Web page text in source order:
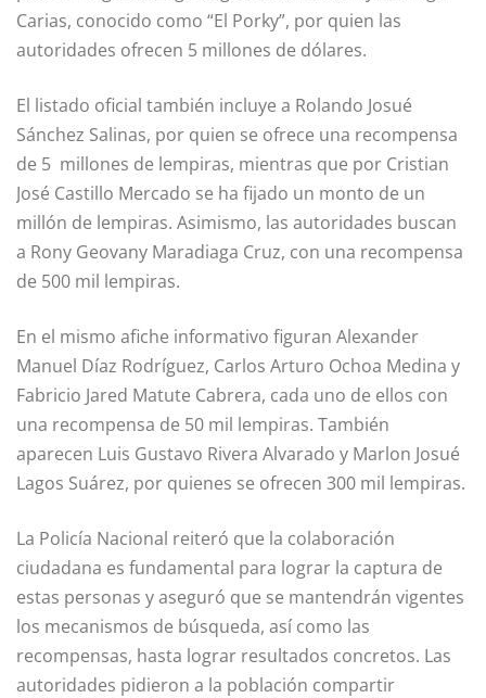
Carias, conocido como “El Porky”, por quien las
autoridades ofrecen 5 millones de dólares.
El listado oficial también incluye a Rolando Josué
Sánchez Salinas, por quien se ofrece una recompensa
de 5 millones de lempiras, mientras que por Cristian
José Castillo Mercado se ha fijado un monto de un
millón de lempiras. Asimismo, las autoridades buscan
a Rony Geovany Maradiaga Cruz, con una recompensa
de 500 mil lempiras.
En el mismo afiche informativo figuran Alexander
Manuel Díaz Rodríguez, Carlos Arturo Ochoa Medina y
Fabricio Jared Matute Cabrera, cada uno de ellos con
una recompensa de 50 mil lempiras. También
aparecen Luis Gustavo Rivera Alvarado y Marlon Josué
Lagos Suárez, por quienes se ofrecen 300 mil lempiras.
La Policía Nacional reiteró que la colaboración
ciudadana es fundamental para lograr la captura de
estas personas y aseguró que se mantendrán vigentes
los mecanismos de búsqueda, así como las
recompensas, hasta lograr resultados concretos. Las
autoridades pidieron a la población compartir